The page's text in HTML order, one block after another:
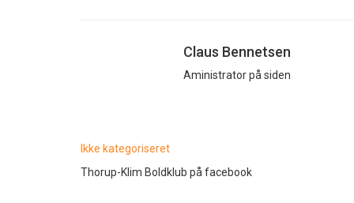
Claus Bennetsen
Aministrator på siden
Ikke kategoriseret
Thorup-Klim Boldklub på facebook